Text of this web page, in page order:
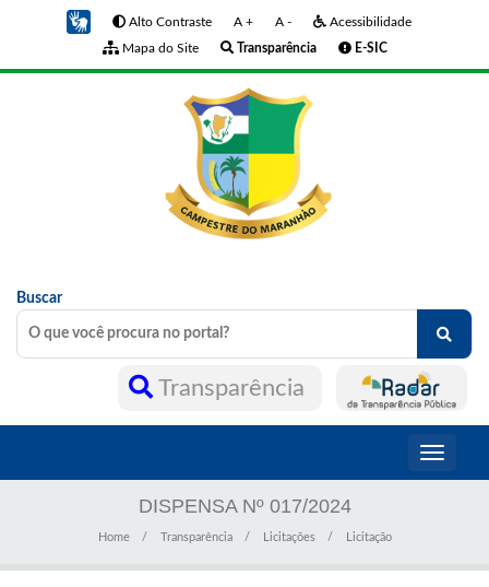
Alto Contraste A + A -
Acessibilidade
Mapa do Site
Transparência E-SIC
Buscar
Transparência
Toggle
DISPENSA Nº 017/2024
Home Transparência Licitações Licitação